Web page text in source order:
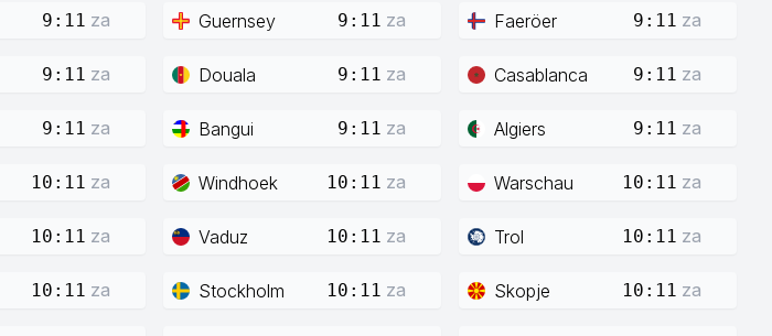
9:11 za Guernsey 9:11 za Faeröer 9:11 za
9:11 za Douala 9:11 za Casablanca 9:11 za
9:11 za Bangui 9:11 za Algiers 9:11 za
10:11 za Windhoek 10:11 za Warschau 10:11 za
10:11 za Vaduz 10:11 za Trol 10:11 za
10:11 za Stockholm 10:11 za Skopje 10:11 za